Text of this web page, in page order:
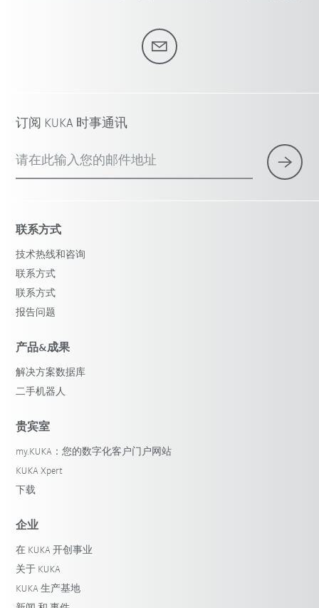
订阅 KUKA 时事通讯
请在此输入您的邮件地址
联系方式
技术热线和咨询
联系方式
联系方式
报告问题
产品&成果
解决方案数据库
二手机器人
贵宾室
my.KUKA：您的数字化客户门户网站
KUKA Xpert
下载
企业
在 KUKA 开创事业
关于 KUKA
KUKA 生产基地